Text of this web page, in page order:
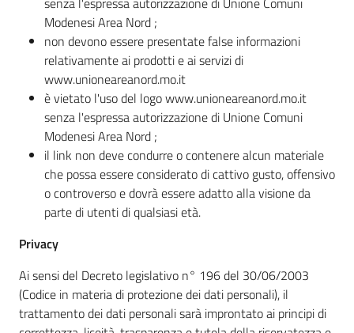
Modenesi Area Nord ;
non devono essere presentate false informazioni
relativamente ai prodotti e ai servizi di
www.unioneareanord.mo.it
è vietato l'uso del logo www.unioneareanord.mo.it
senza l'espressa autorizzazione di Unione Comuni
Modenesi Area Nord ;
il link non deve condurre o contenere alcun materiale
che possa essere considerato di cattivo gusto, offensivo
o controverso e dovrà essere adatto alla visione da
parte di utenti di qualsiasi età.
Privacy
Ai sensi del Decreto legislativo n° 196 del 30/06/2003
(Codice in materia di protezione dei dati personali), il
trattamento dei dati personali sarà improntato ai principi di